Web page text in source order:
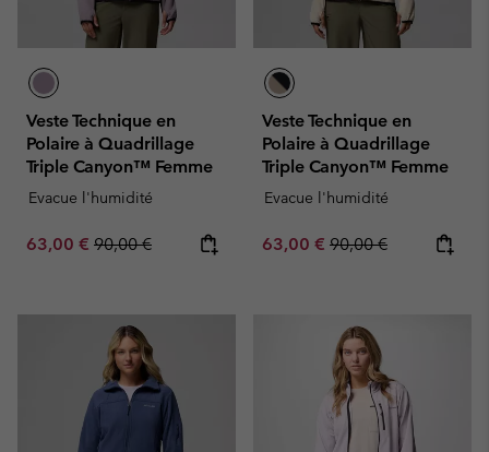
Veste Technique en
Polaire à Quadrillage
Triple Canyon™ Femme
Evacue l'humidité
Sale price:
63,00 € Regular price:
90,00 €
Veste Technique en
Polaire à Quadrillage
Triple Canyon™ Femme
Evacue l'humidité
Sale price:
63,00 € Regular price:
90,00 €